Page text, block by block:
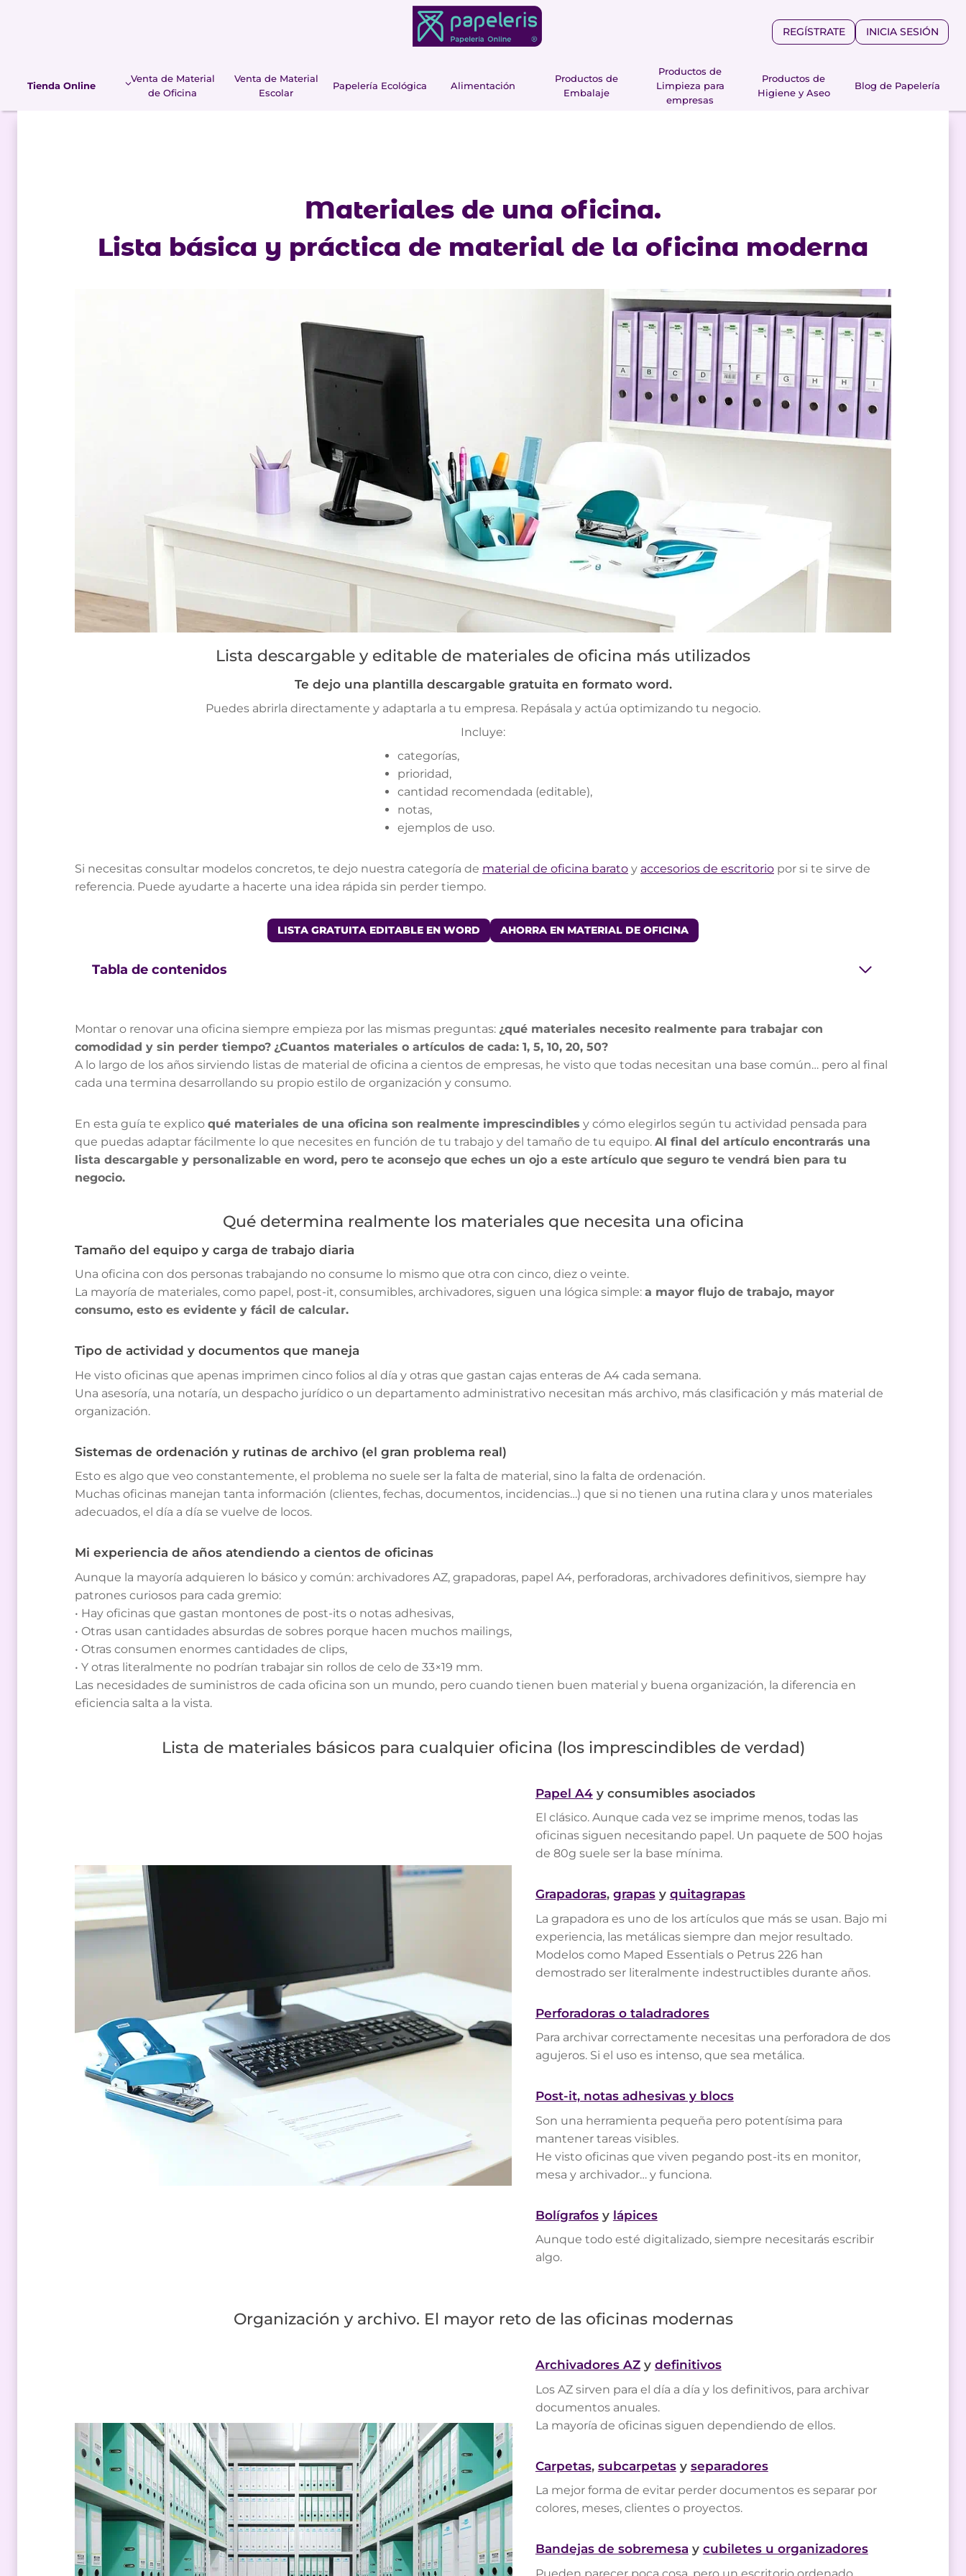
REGÍSTRATE INICIA SESIÓN
Tienda Online
Venta de Material
de Oficina
Venta de Material
Escolar
Papelería Ecológica Alimentación
Productos de
Embalaje
Productos de
Limpieza para
empresas
Productos de
Higiene y Aseo
Blog de Papelería
Materiales de una oficina.
Lista básica y práctica de material de la oficina moderna
Lista descargable y editable de materiales de oficina más utilizados
Te dejo una plantilla descargable gratuita en formato word.
Puedes abrirla directamente y adaptarla a tu empresa. Repásala y actúa optimizando tu negocio.
Incluye:
categorías,
prioridad,
cantidad recomendada (editable),
notas,
ejemplos de uso.
Si necesitas consultar modelos concretos, te dejo nuestra categoría de material de oficina barato y accesorios de escritorio por si te sirve de
referencia. Puede ayudarte a hacerte una idea rápida sin perder tiempo.
LISTA GRATUITA EDITABLE EN WORD AHORRA EN MATERIAL DE OFICINA
Tabla de contenidos
Montar o renovar una oficina siempre empieza por las mismas preguntas: ¿qué materiales necesito realmente para trabajar con
comodidad y sin perder tiempo? ¿Cuantos materiales o artículos de cada: 1, 5, 10, 20, 50?
A lo largo de los años sirviendo listas de material de oficina a cientos de empresas, he visto que todas necesitan una base común… pero al final
cada una termina desarrollando su propio estilo de organización y consumo.
En esta guía te explico qué materiales de una oficina son realmente imprescindibles y cómo elegirlos según tu actividad pensada para
que puedas adaptar fácilmente lo que necesites en función de tu trabajo y del tamaño de tu equipo. Al final del artículo encontrarás una
lista descargable y personalizable en word, pero te aconsejo que eches un ojo a este artículo que seguro te vendrá bien para tu
negocio.
Qué determina realmente los materiales que necesita una oficina
Tamaño del equipo y carga de trabajo diaria
Una oficina con dos personas trabajando no consume lo mismo que otra con cinco, diez o veinte.
La mayoría de materiales, como papel, post-it, consumibles, archivadores, siguen una lógica simple: a mayor flujo de trabajo, mayor
consumo, esto es evidente y fácil de calcular.
Tipo de actividad y documentos que maneja
He visto oficinas que apenas imprimen cinco folios al día y otras que gastan cajas enteras de A4 cada semana.
Una asesoría, una notaría, un despacho jurídico o un departamento administrativo necesitan más archivo, más clasificación y más material de
organización.
Sistemas de ordenación y rutinas de archivo (el gran problema real)
Esto es algo que veo constantemente, el problema no suele ser la falta de material, sino la falta de ordenación.
Muchas oficinas manejan tanta información (clientes, fechas, documentos, incidencias…) que si no tienen una rutina clara y unos materiales
adecuados, el día a día se vuelve de locos.
Mi experiencia de años atendiendo a cientos de oficinas
Aunque la mayoría adquieren lo básico y común: archivadores AZ, grapadoras, papel A4, perforadoras, archivadores definitivos, siempre hay
patrones curiosos para cada gremio:
• Hay oficinas que gastan montones de post-its o notas adhesivas,
• Otras usan cantidades absurdas de sobres porque hacen muchos mailings,
• Otras consumen enormes cantidades de clips,
• Y otras literalmente no podrían trabajar sin rollos de celo de 33×19 mm.
Las necesidades de suministros de cada oficina son un mundo, pero cuando tienen buen material y buena organización, la diferencia en
eficiencia salta a la vista.
Lista de materiales básicos para cualquier oficina (los imprescindibles de verdad)
Papel A4y consumibles asociados
El clásico. Aunque cada vez se imprime menos, todas las
oficinas siguen necesitando papel. Un paquete de 500 hojas
de 80g suele ser la base mínima.
Grapadoras, grapasy quitagrapas
La grapadora es uno de los artículos que más se usan. Bajo mi
experiencia, las metálicas siempre dan mejor resultado.
Modelos como Maped Essentials o Petrus 226 han
demostrado ser literalmente indestructibles durante años.
Perforadoras o taladradores
Para archivar correctamente necesitas una perforadora de dos
agujeros. Si el uso es intenso, que sea metálica.
Post-it, notas adhesivas y blocs
Son una herramienta pequeña pero potentísima para
mantener tareas visibles.
He visto oficinas que viven pegando post-its en monitor,
mesa y archivador… y funciona.
Bolígrafosy lápices
Aunque todo esté digitalizado, siempre necesitarás escribir
algo.
Organización y archivo. El mayor reto de las oficinas modernas
Archivadores AZy definitivos
Los AZ sirven para el día a día y los definitivos, para archivar
documentos anuales.
La mayoría de oficinas siguen dependiendo de ellos.
Carpetas, subcarpetasy separadores
La mejor forma de evitar perder documentos es separar por
colores, meses, clientes o proyectos.
Bandejas de sobremesa y cubiletes u organizadores